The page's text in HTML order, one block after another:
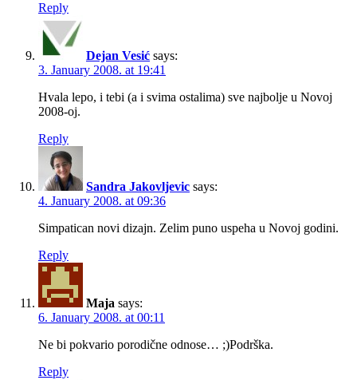
Reply
Dejan Vesić says:
3. January 2008. at 19:41
Hvala lepo, i tebi (a i svima ostalima) sve najbolje u Novoj
2008-oj.
Reply
Sandra Jakovljevic says:
4. January 2008. at 09:36
Simpatican novi dizajn. Zelim puno uspeha u Novoj godini.
Reply
Maja says:
6. January 2008. at 00:11
Ne bi pokvario porodične odnose… ;)Podrška.
Reply